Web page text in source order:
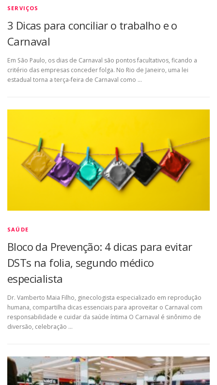
SERVIÇOS
3 Dicas para conciliar o trabalho e o
Carnaval
Em São Paulo, os dias de Carnaval são pontos facultativos, ficando a
critério das empresas conceder folga. No Rio de Janeiro, uma lei
estadual torna a terça-feira de Carnaval como …
SAÚDE
Bloco da Prevenção: 4 dicas para evitar
DSTs na folia, segundo médico
especialista
Dr. Vamberto Maia Filho, ginecologista especializado em reprodução
humana, compartilha dicas essenciais para aproveitar o Carnaval com
responsabilidade e cuidar da saúde íntima O Carnaval é sinônimo de
diversão, celebração …